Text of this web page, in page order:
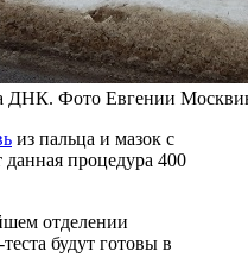
ДНК. Фото Евгении
из пальца и мазок с
процедура 400
отделении
будут готовы в